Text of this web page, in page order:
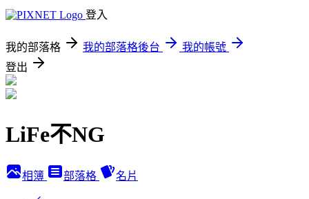
登入
我的部落格 我的部落格後台
我的帳號
登出
LiFe不NG
相簿 部落格 名片